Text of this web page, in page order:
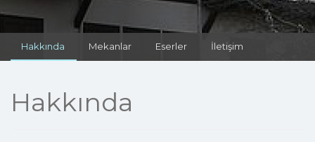
Hakkında Mekanlar Eserler İletişim
Hakkında